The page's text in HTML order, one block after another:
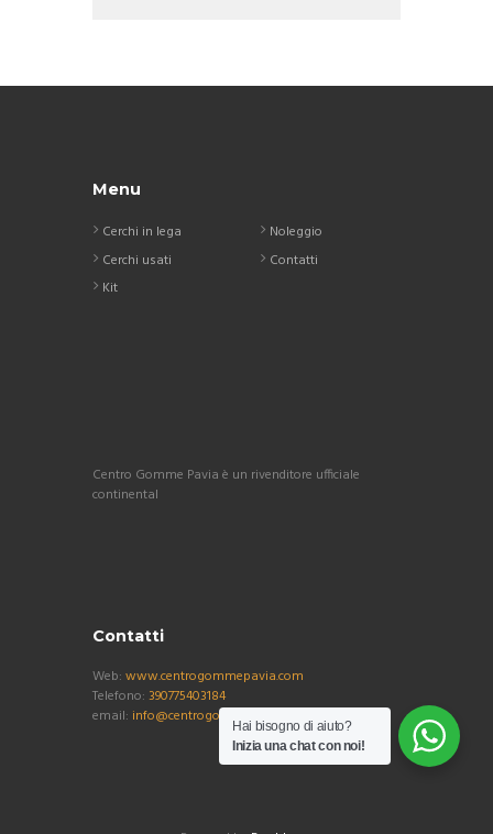
Menu
Cerchi in lega
Cerchi usati
Kit
Noleggio
Contatti
Centro Gomme Pavia è un rivenditore ufficiale
continental
Contatti
Web: www.centrogommepavia.com
Telefono: 390775403184
email: info@centrogommepavia.com
Hai bisogno di aiuto?
Inizia una chat con noi!